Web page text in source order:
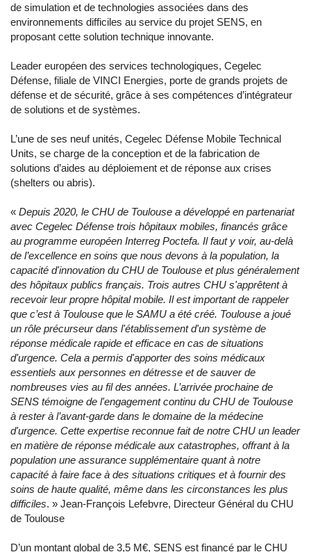
de simulation et de technologies associées dans des
environnements difficiles au service du projet SENS, en
proposant cette solution technique innovante.
Leader européen des services technologiques, Cegelec
Défense, filiale de VINCI Energies, porte de grands projets de
défense et de sécurité, grâce à ses compétences d’intégrateur
de solutions et de systèmes.
L’une de ses neuf unités, Cegelec Défense Mobile Technical
Units, se charge de la conception et de la fabrication de
solutions d’aides au déploiement et de réponse aux crises
(shelters ou abris).
« Depuis 2020, le CHU de Toulouse a développé en partenariat
avec Cegelec Défense trois hôpitaux mobiles, financés grâce
au programme européen Interreg Poctefa. Il faut y voir, au-delà
de l’excellence en soins que nous devons à la population, la
capacité d'innovation du CHU de Toulouse et plus généralement
des hôpitaux publics français. Trois autres CHU s'apprêtent à
recevoir leur propre hôpital mobile. Il est important de rappeler
que c’est à Toulouse que le SAMU a été créé. Toulouse a joué
un rôle précurseur dans l'établissement d'un système de
réponse médicale rapide et efficace en cas de situations
d'urgence. Cela a permis d'apporter des soins médicaux
essentiels aux personnes en détresse et de sauver de
nombreuses vies au fil des années. L’arrivée prochaine de
SENS témoigne de l'engagement continu du CHU de Toulouse
à rester à l’avant-garde dans le domaine de la médecine
d'urgence. Cette expertise reconnue fait de notre CHU un leader
en matière de réponse médicale aux catastrophes, offrant à la
population une assurance supplémentaire quant à notre
capacité à faire face à des situations critiques et à fournir des
soins de haute qualité, même dans les circonstances les plus
difficiles. » Jean-François Lefebvre, Directeur Général du CHU
de Toulouse
D’un montant global de 3,5 M€, SENS est financé par le CHU